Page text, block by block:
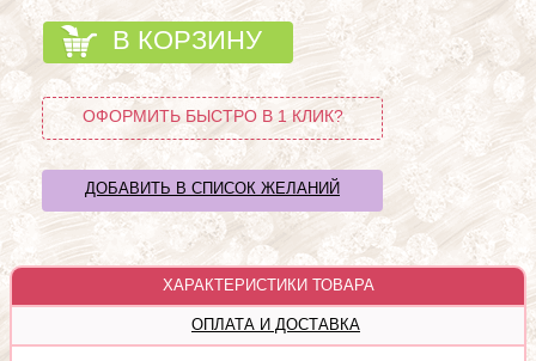
В КОРЗИНУ
ОФОРМИТЬ БЫСТРО В 1 КЛИК?
ДОБАВИТЬ В СПИСОК ЖЕЛАНИЙ
ХАРАКТЕРИСТИКИ ТОВАРА
ОПЛАТА И ДОСТАВКА